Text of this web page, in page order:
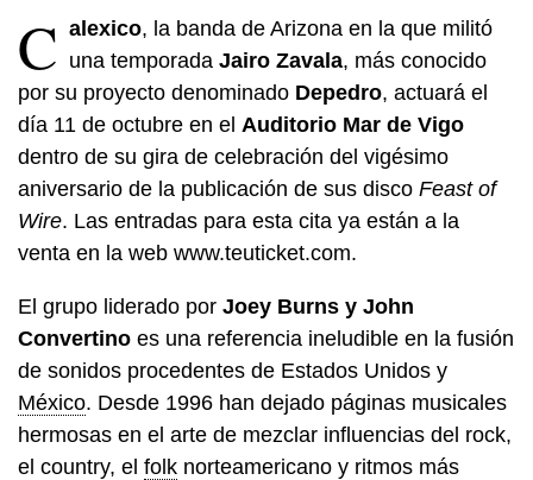
C alexico, la banda de Arizona en la que militó
una temporada Jairo Zavala, más conocido
por su proyecto denominado Depedro, actuará el
día 11 de octubre en el Auditorio Mar de Vigo
dentro de su gira de celebración del vigésimo
aniversario de la publicación de sus disco Feast of
Wire. Las entradas para esta cita ya están a la
venta en la web www.teuticket.com.
El grupo liderado por Joey Burns y John
Convertino es una referencia ineludible en la fusión
de sonidos procedentes de Estados Unidos y
México. Desde 1996 han dejado páginas musicales
hermosas en el arte de mezclar influencias del rock,
el country, el folk norteamericano y ritmos más